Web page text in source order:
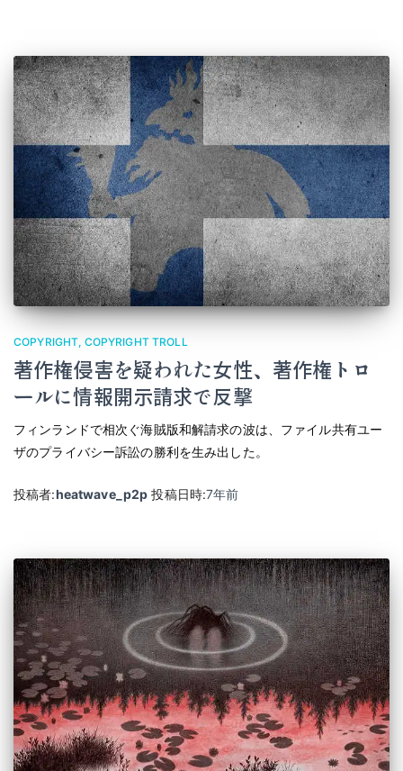
COPYRIGHT COPYRIGHT TROLL
著作権侵害を疑われた女性、著作権トロ
ールに情報開示請求で反撃
フィンランドで相次ぐ海賊版和解請求の波は、ファイル共有ユー
ザのプライバシー訴訟の勝利を生み出した。
投稿者:heatwave_p2p 投稿日時:7年前